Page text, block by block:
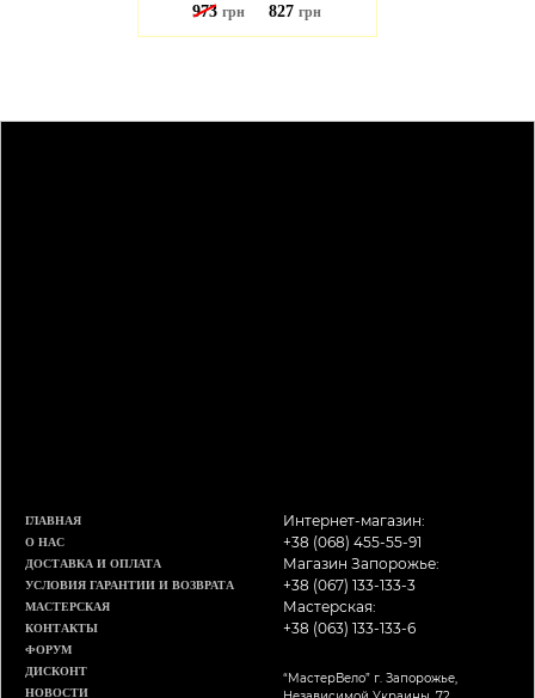
973 грн 827 грн
ГЛАВНАЯ
О НАС
ДОСТАВКА И ОПЛАТА
УСЛОВИЯ ГАРАНТИИ И ВОЗВРАТА
МАСТЕРСКАЯ
КОНТАКТЫ
ФОРУМ
ДИСКОНТ
НОВОСТИ
Интернет-магазин:
+38 (068) 455-55-91
Магазин Запорожье:
+38 (067) 133-133-3
Мастерская:
+38 (063) 133-133-6
“МастерВело” г. Запорожье,